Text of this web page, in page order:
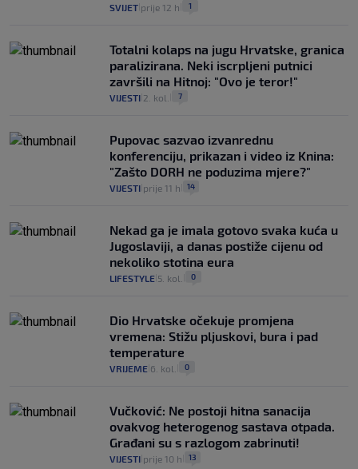
SVIJET prije 12 h 1
Totalni kolaps na jugu Hrvatske, granica
paralizirana. Neki iscrpljeni putnici
završili na Hitnoj: "Ovo je teror!"
VIJESTI 2. kol. 7
Pupovac sazvao izvanrednu
konferenciju, prikazan i video iz Knina:
"Zašto DORH ne poduzima mjere?"
VIJESTI prije 11 h 14
Nekad ga je imala gotovo svaka kuća u
Jugoslaviji, a danas postiže cijenu od
nekoliko stotina eura
LIFESTYLE 5. kol. 0
Dio Hrvatske očekuje promjena
vremena: Stižu pljuskovi, bura i pad
temperature
VRIJEME 6. kol. 0
Vučković: Ne postoji hitna sanacija
ovakvog heterogenog sastava otpada.
Građani su s razlogom zabrinuti!
VIJESTI prije 10 h 13